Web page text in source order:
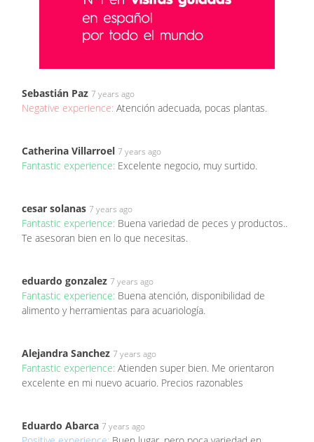
Sebastián Paz 7 years ago
Negative experience: Atención adecuada, pocas plantas.
Catherina Villarroel 7 years ago
Fantastic experience: Excelente negocio, muy surtido.
cesar solanas 7 years ago
Fantastic experience: Buena variedad de peces y productos..
Te asesoran bien en lo que necesitas.
eduardo gonzalez 7 years ago
Fantastic experience: Buena atención, disponibilidad de
alimento y herramientas para acuariología.
Alejandra Sanchez 7 years ago
Fantastic experience: Atienden super bien. Me orientaron
excelente en mi nuevo acuario. Precios razonables
Eduardo Abarca 7 years ago